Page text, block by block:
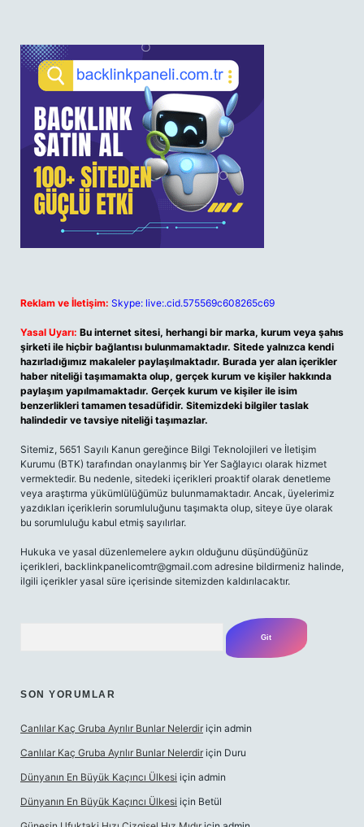
Reklam ve İletişim: Skype: live:.cid.575569c608265c69
Yasal Uyarı: Bu internet sitesi, herhangi bir marka, kurum veya şahıs
şirketi ile hiçbir bağlantısı bulunmamaktadır. Sitede yalnızca kendi
hazırladığımız makaleler paylaşılmaktadır. Burada yer alan içerikler
haber niteliği taşımamakta olup, gerçek kurum ve kişiler hakkında
paylaşım yapılmamaktadır. Gerçek kurum ve kişiler ile isim
benzerlikleri tamamen tesadüfidir. Sitemizdeki bilgiler taslak
halindedir ve tavsiye niteliği taşımazlar.
Sitemiz, 5651 Sayılı Kanun gereğince Bilgi Teknolojileri ve İletişim
Kurumu (BTK) tarafından onaylanmış bir Yer Sağlayıcı olarak hizmet
vermektedir. Bu nedenle, sitedeki içerikleri proaktif olarak denetleme
veya araştırma yükümlülüğümüz bulunmamaktadır. Ancak, üyelerimiz
yazdıkları içeriklerin sorumluluğunu taşımakta olup, siteye üye olarak
bu sorumluluğu kabul etmiş sayılırlar.
Hukuka ve yasal düzenlemelere aykırı olduğunu düşündüğünüz
içerikleri, backlinkpanelicomtr@gmail.com adresine bildirmeniz halinde,
ilgili içerikler yasal süre içerisinde sitemizden kaldırılacaktır.
SON YORUMLAR
Canlılar Kaç Gruba Ayrılır Bunlar Nelerdir için admin
Canlılar Kaç Gruba Ayrılır Bunlar Nelerdir için Duru
Dünyanın En Büyük Kaçıncı Ülkesi için admin
Dünyanın En Büyük Kaçıncı Ülkesi için Betül